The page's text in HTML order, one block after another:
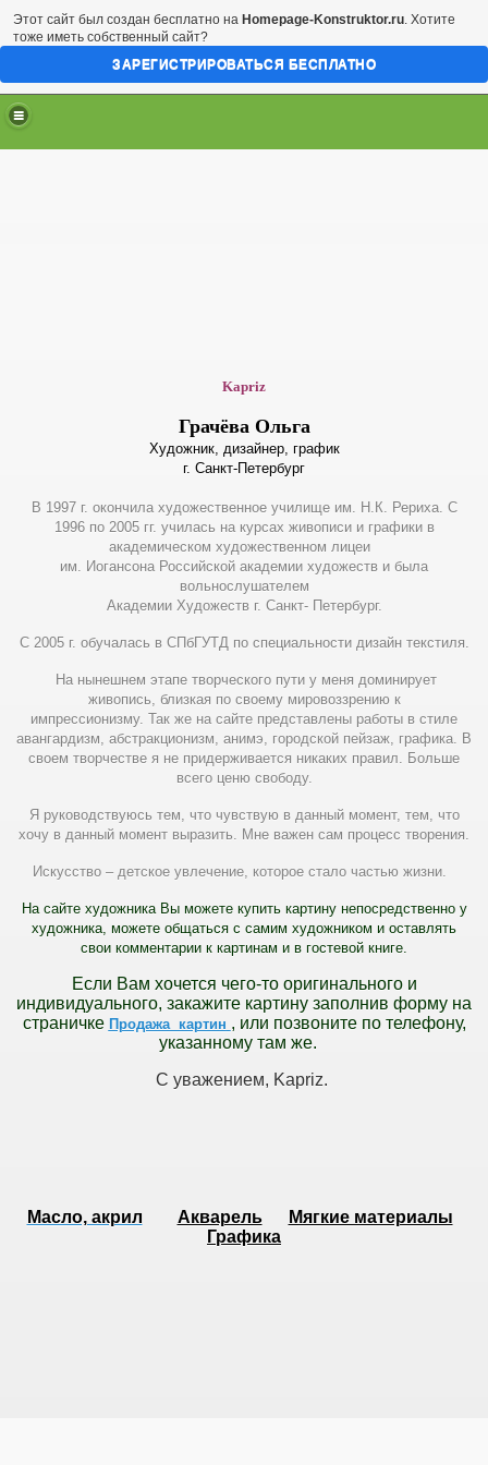
Kapriz
Грачёва Ольга
Художник, дизайнер, график
г. Санкт-Петербург
В 1997 г. окончила художественное училище им. Н.К. Рериха. С
1996 по 2005 гг. училась на курсах живописи и графики в
академическом художественном лицеи
им. Иогансона Российской академии художеств и была
вольнослушателем
Академии Художеств г. Санкт- Петербург.
С 2005 г. обучалась в СПбГУТД по специальности дизайн текстиля.
На нынешнем этапе творческого пути у меня доминирует
живопись, близкая по своему мировоззрению к
импрессионизму. Так же на сайте представлены работы в стиле
авангардизм, абстракционизм, анимэ, городской пейзаж, графика. В
своем творчестве я не придерживается никаких правил. Больше
всего ценю свободу.
Я руководствуюсь тем, что чувствую в данный момент, тем, что
хочу в данный момент выразить. Мне важен сам процесс творения.
Искусство – детское увлечение, которое стало частью жизни.
На сайте художника Вы можете купить картину непосредственно у
художника, можете общаться с самим художником и оставлять
свои комментарии к картинам и в гостевой книге.
Если Вам хочется чего-то оригинального и
индивидуального, закажите картину заполнив форму на
страничке Продажа картин , или позвоните по телефону,
указанному там же.
С уважением, Kapriz.
Масло, акрил Акварель
Мягкие материалы
Графикa
Этот сайт был создан бесплатно на Homepage-Konstruktor.ru. Хотите
тоже иметь собственный сайт?
ЗАРЕГИСТРИРОВАТЬСЯ БЕСПЛАТНО